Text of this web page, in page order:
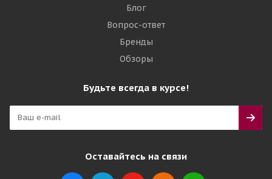
Блог
Вопрос-ответ
Бренды
Обзоры
Будьте всегда в курсе!
Оставайтесь на связи